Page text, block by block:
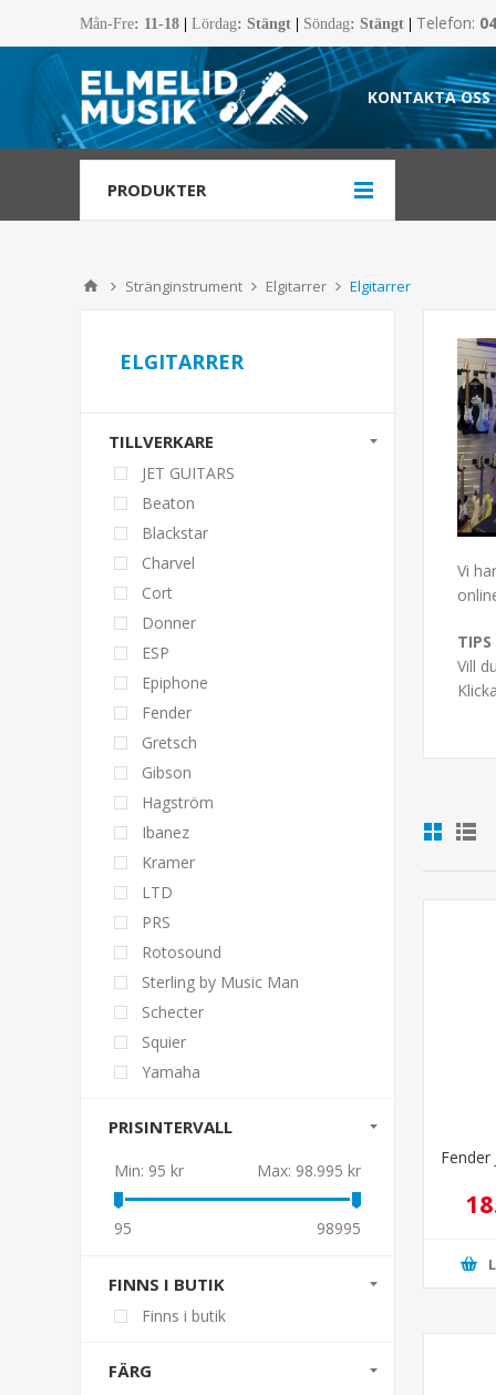
Mån-Fre: 11-18 Lördag: Stängt Söndag: Stängt Telefon:
KONTAKTA OSS
PRODUKTER
Stränginstrument Elgitarrer Elgitarrer
Vi
TIPS
Vill
ELGITARRER
TILLVERKARE
JET GUITARS
Beaton
Blackstar
Charvel
Cort
Donner
ESP
Epiphone
Fender
Gretsch
Gibson
Hagström
Ibanez
Kramer
LTD
PRS
Rotosound
Sterling by Music Man
Schecter
Squier
Yamaha
PRISINTERVALL
Min: 95 kr Max: 98.995 kr
95 98995
FINNS I BUTIK
Finns i butik
FÄRG